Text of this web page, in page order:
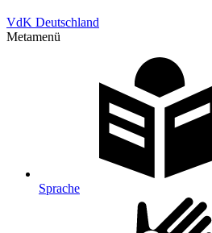
VdK Deutschland
Metamenü
Sprache